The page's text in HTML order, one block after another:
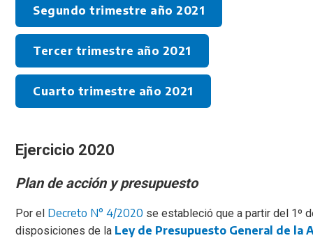
Segundo trimestre año 2021
Tercer trimestre año 2021
Cuarto trimestre año 2021
Ejercicio 2020
Plan de acción y presupuesto
Por el Decreto N° 4/2020 se estableció que a partir del 1º
disposiciones de la Ley de Presupuesto General de la